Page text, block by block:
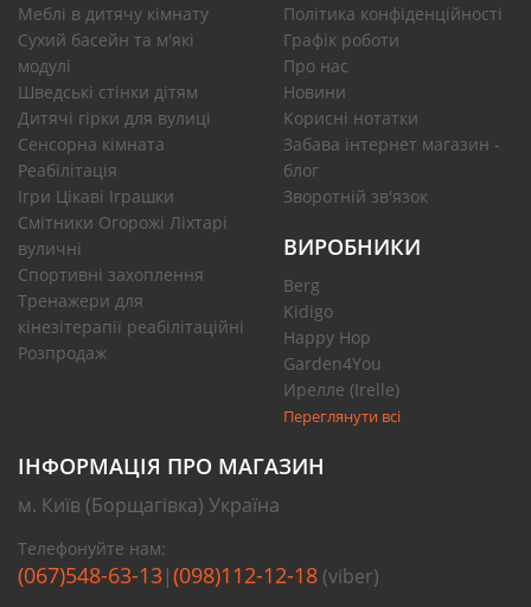
Меблі в дитячу кімнату
Сухий басейн та м'які
модулі
Шведські стінки дітям
Дитячі гірки для вулиці
Сенсорна кімната
Реабілітація
Ігри Цікаві Іграшки
Смітники Огорожі Ліхтарі
вуличні
Спортивні захоплення
Тренажери для
кінезітерапії реабілітаційні
Розпродаж
Політика конфіденційності
Графік роботи
Про нас
Новини
Корисні нотатки
Забава інтернет магазин -
блог
Зворотній зв'язок
ВИРОБНИКИ
Berg
Kidigo
Happy Hop
Garden4You
Ирелле (Irelle)
Переглянути всі
ІНФОРМАЦІЯ ПРО МАГАЗИН
м. Київ (Борщагівка) Україна
Телефонуйте нам:
(067)548-63-13|(098)112-12-18 (viber)